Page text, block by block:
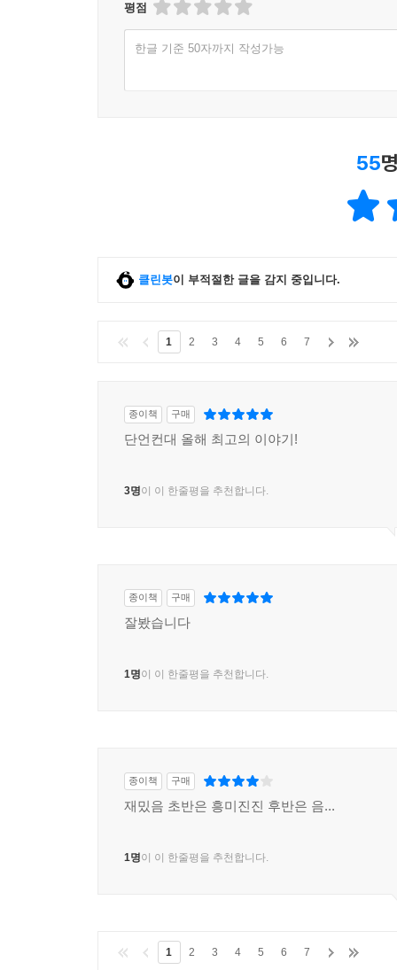
평점
한글 기준 50자까지 작성가능
55
클린봇이 부적절한 글을 감지 중입니다.
1 2 3 4 5 6 7
종이책 구매
단언컨대 올해 최고의 이야기!
3명이 이 한줄평을 추천합니다.
종이책 구매
잘봤습니다
1명이 이 한줄평을 추천합니다.
종이책 구매
재밌음 초반은 흥미진진 후반은 음...
1명이 이 한줄평을 추천합니다.
1 2 3 4 5 6 7